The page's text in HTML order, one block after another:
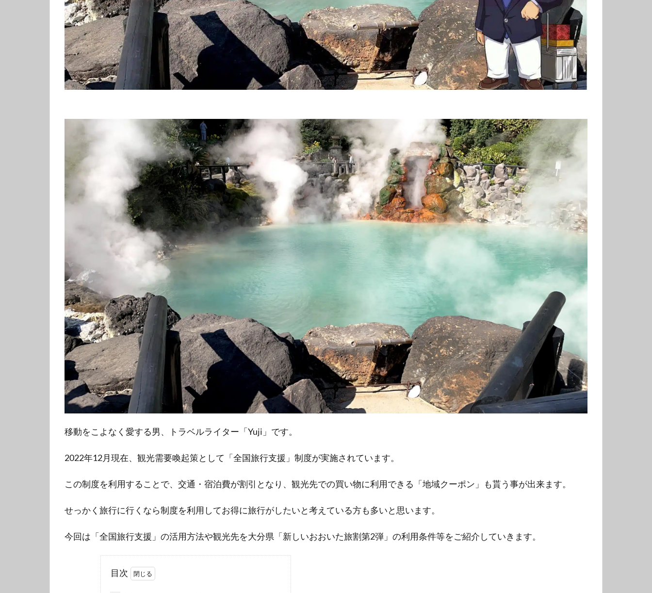
移動をこよなく愛する男、トラベルライター「Yuji」です。
2022年12月現在、観光需要喚起策として「全国旅行支援」制度が実施されています。
この制度を利用することで、交通・宿泊費が割引となり、観光先での買い物に利用できる「地域クーポン」も貰う事が出来ます。
せっかく旅行に行くなら制度を利用してお得に旅行がしたいと考えている方も多いと思います。
今回は「全国旅行支援」の活用方法や観光先を大分県「新しいおおいた旅割第2弾」の利用条件等をご紹介していきます。
目次